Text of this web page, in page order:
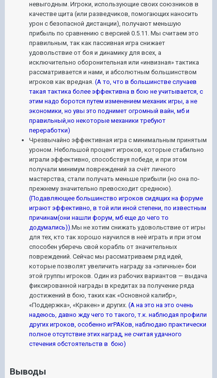
невыгодным. Игроки, использующие своих союзников в
качестве щита (или разведчиков, помогающих наносить
урон с безопасной дистанции), получают меньшую
прибыль по сравнению с версией 0.5.11. Мы считаем это
правильным, так как пассивная игра снижает
удовольствие от боя и динамику для всех, а
исключительно оборонительная или «инвизная» тактика
рассматривается и нами, и абсолютным большинством
игроков как вредная. (А то, что в большинстве случаев
такая тактика более эффективна в бою не учитывается, с
этим надо боротся путем изменением механик игры, а не
экономики, но увы это поднимет огромный вайн, мб и
правильный,но некоторые механики требуют
переработки)
Чрезвычайно эффективная игра с минимальным принятым
уроном. Небольшой процент игроков, которые стабильно
играли эффективно, способствуя победе, и при этом
получали минимум повреждений за счёт личного
мастерства, стали получать меньше прибыли (но она по-
прежнему значительно превосходит среднюю).
(Подавляющее большинство игроков сидящих на форуме
играют эффективно, в той или иной степени, по известным
причинам(они нашли форум, мб еще до чего то
додумались)).Мы не хотим снижать удовольствие от игры
для тех, кто так хорошо научился в неё играть и при этом
способен уберечь свой корабль от значительных
повреждений. Сейчас мы рассматриваем ряд идей,
которые позволят увеличить награду за «эпичные» бои
этой группы игроков. Один из рабочих вариантов — выдача
фиксированной награды в кредитах за получение ряда
достижений в бою, таких как «Основной калибр»,
«Поддержка», «Кракен» и других. (А на это на это очень
надеюсь, давно жду чего то такого, т.к. наблюдая профили
других игроков, особенно игРАКов, наблюдаю практически
полное отсутствие этих наград, не считая удачного
стечения обстоятельств в бою)
Выводы